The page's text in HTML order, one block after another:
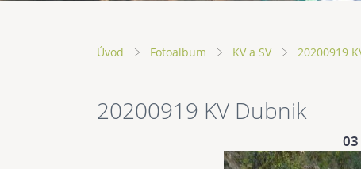
Úvod Fotoalbum KV a SV 20200919
20200919 KV Dubnik